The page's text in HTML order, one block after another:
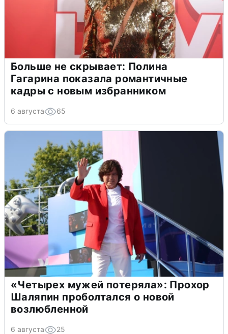
Больше не скрывает: Полина
Гагарина показала романтичные
кадры с новым избранником
6 августа 65
«Четырех мужей потеряла»: Прохор
Шаляпин проболтался о новой
возлюбленной
6 августа 25